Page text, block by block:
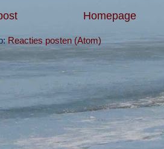
Homepage
Reacties posten (Atom)